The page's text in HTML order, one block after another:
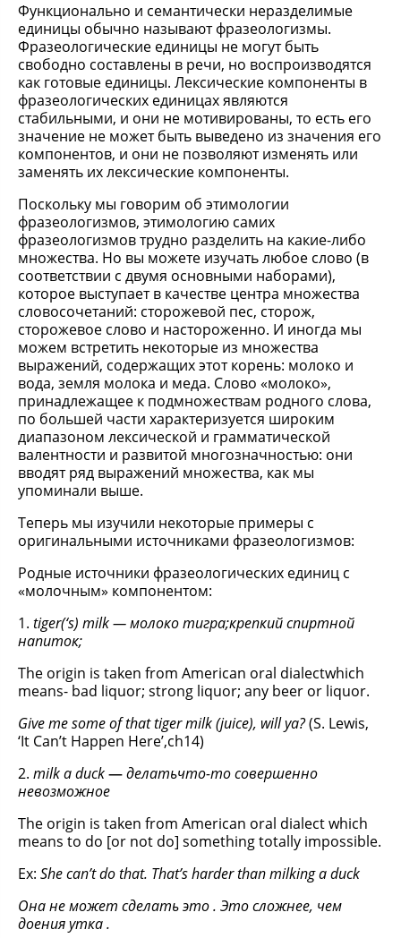
Функционально и семантически неразделимые
единицы обычно называют фразеологизмы.
Фразеологические единицы не могут быть
свободно составлены в речи, но воспроизводятся
как готовые единицы. Лексические компоненты в
фразеологических единицах являются
стабильными, и они не мотивированы, то есть его
значение не может быть выведено из значения его
компонентов, и они не позволяют изменять или
заменять их лексические компоненты.
Поскольку мы говорим об этимологии
фразеологизмов, этимологию самих
фразеологизмов трудно разделить на какие-либо
множества. Но вы можете изучать любое слово (в
соответствии с двумя основными наборами),
которое выступает в качестве центра множества
словосочетаний: сторожевой пес, сторож,
сторожевое слово и настороженно. И иногда мы
можем встретить некоторые из множества
выражений, содержащих этот корень: молоко и
вода, земля молока и меда. Слово «молоко»,
принадлежащее к подмножествам родного слова,
по большей части характеризуется широким
диапазоном лексической и грамматической
валентности и развитой многозначностью: они
вводят ряд выражений множества, как мы
упоминали выше.
Теперь мы изучили некоторые примеры с
оригинальными источниками фразеологизмов:
Родные источники фразеологических единиц с
«молочным» компонентом:
1. tiger(‘s) milk — молоко тигра;крепкий спиртной
напиток;
The origin is taken from American oral dialectwhich
means- bad liquor; strong liquor; any beer or liquor.
Give me some of that tiger milk (juice), will ya?(S. Lewis,
‘It Can’t Happen Here’,ch14)
2. milk a duck—делатьчто-то совершенно
невозможное
The origin is taken from American oral dialect which
means to do [or not do] something totally impossible.
Ex: She can’t do that. That’s harder than milking a duck
Она не может сделать это . Это сложнее, чем
доения утка .